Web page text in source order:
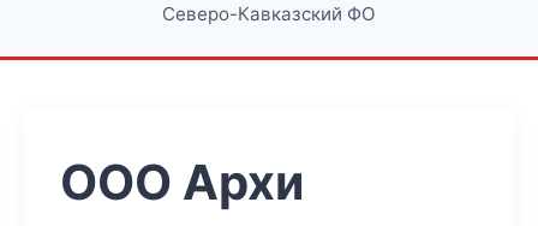
Северо-Кавказский ФО
ООО Архи